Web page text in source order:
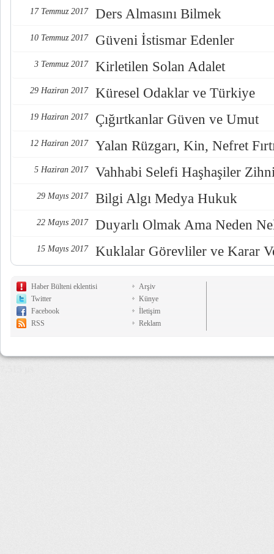
17 Temmuz 2017 Ders Almasını Bilmek
10 Temmuz 2017 Güveni İstismar Edenler
3 Temmuz 2017 Kirletilen Solan Adalet
29 Haziran 2017 Küresel Odaklar ve Türkiye
19 Haziran 2017 Çığırtkanlar Güven ve Umut
12 Haziran 2017 Yalan Rüzgarı, Kin, Nefret
5 Haziran 2017 Vahhabi Selefi Haşhaşiler
29 Mayıs 2017 Bilgi Algı Medya Hukuk
22 Mayıs 2017 Duyarlı Olmak Ama Neden
15 Mayıs 2017 Kuklalar Görevliler ve Karar
Haber Bülteni eklentisi
Twitter
Facebook
RSS
Arşiv
Künye
İletişim
Reklam